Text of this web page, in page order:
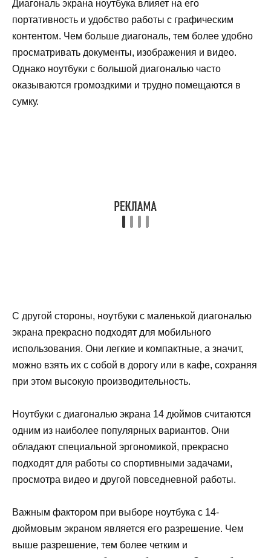
Диагональ экрана ноутбука влияет на его
портативность и удобство работы с графическим
контентом. Чем больше диагональ, тем более удобно
просматривать документы, изображения и видео.
Однако ноутбуки с большой диагональю часто
оказываются громоздкими и трудно помещаются в
сумку.
С другой стороны, ноутбуки с маленькой диагональю
экрана прекрасно подходят для мобильного
использования. Они легкие и компактные, а значит,
можно взять их с собой в дорогу или в кафе, сохраняя
при этом высокую производительность.
Ноутбуки с диагональю экрана 14 дюймов считаются
одним из наиболее популярных вариантов. Они
обладают специальной эргономикой, прекрасно
подходят для работы со спортивными задачами,
просмотра видео и другой повседневной работы.
Важным фактором при выборе ноутбука с 14-
дюймовым экраном является его разрешение. Чем
выше разрешение, тем более четким и